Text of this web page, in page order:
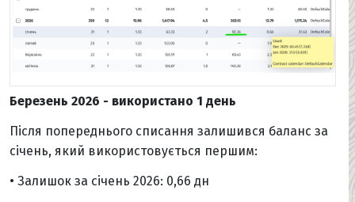
Березень 2026 - використано 1 день
Після попереднього списання залишився баланс за
січень, який використовується першим:
• Залишок за січень 2026: 0,66 дн